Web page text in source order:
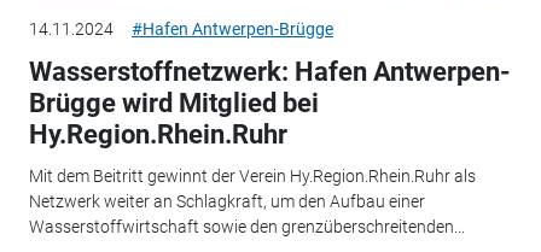
14.11.2024 #Hafen Antwerpen-Brügge
Wasserstoffnetzwerk: Hafen Antwerpen-
Brügge wird Mitglied bei
Hy.Region.Rhein.Ruhr
Mit dem Beitritt gewinnt der Verein Hy.Region.Rhein.Ruhr als
Netzwerk weiter an Schlagkraft, um den Aufbau einer
Wasserstoffwirtschaft sowie den grenzüberschreitenden...